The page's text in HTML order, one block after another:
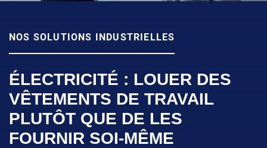
NOS SOLUTIONS INDUSTRIELLES
ÉLECTRICITÉ : LOUER DES
VÊTEMENTS DE TRAVAIL
PLUTÔT QUE DE LES
FOURNIR SOI-MÊME